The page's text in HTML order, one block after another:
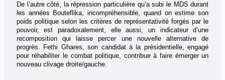
De l’autre côté, la répression particulière qu’a subi le MDS durant
les années Bouteflika, incompréhensible, quand on estime son
poids politique selon les critères de représentativité forgés par le
pouvoir, est paradoxalement, elle aussi, un indicateur d’une
recomposition qui laisse percer une nouvelle alternative de
progrès. Fethi Ghares, son candidat à la présidentielle, engagé
pour réhabiliter le combat politique, contribue à faire émerger un
nouveau clivage droite/gauche.